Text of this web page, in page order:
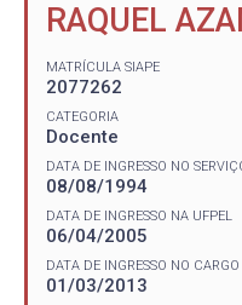
RAQUEL
MATRÍCULA SIAPE
2077262
CATEGORIA
Docente
DATA DE INGRESSO NO
08/08/1994
DATA DE INGRESSO NA UFPEL
06/04/2005
DATA DE INGRESSO NO CARGO
01/03/2013